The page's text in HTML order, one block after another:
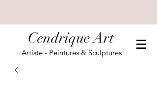
Cendrique Art
Artiste - Peintures & Sculptures